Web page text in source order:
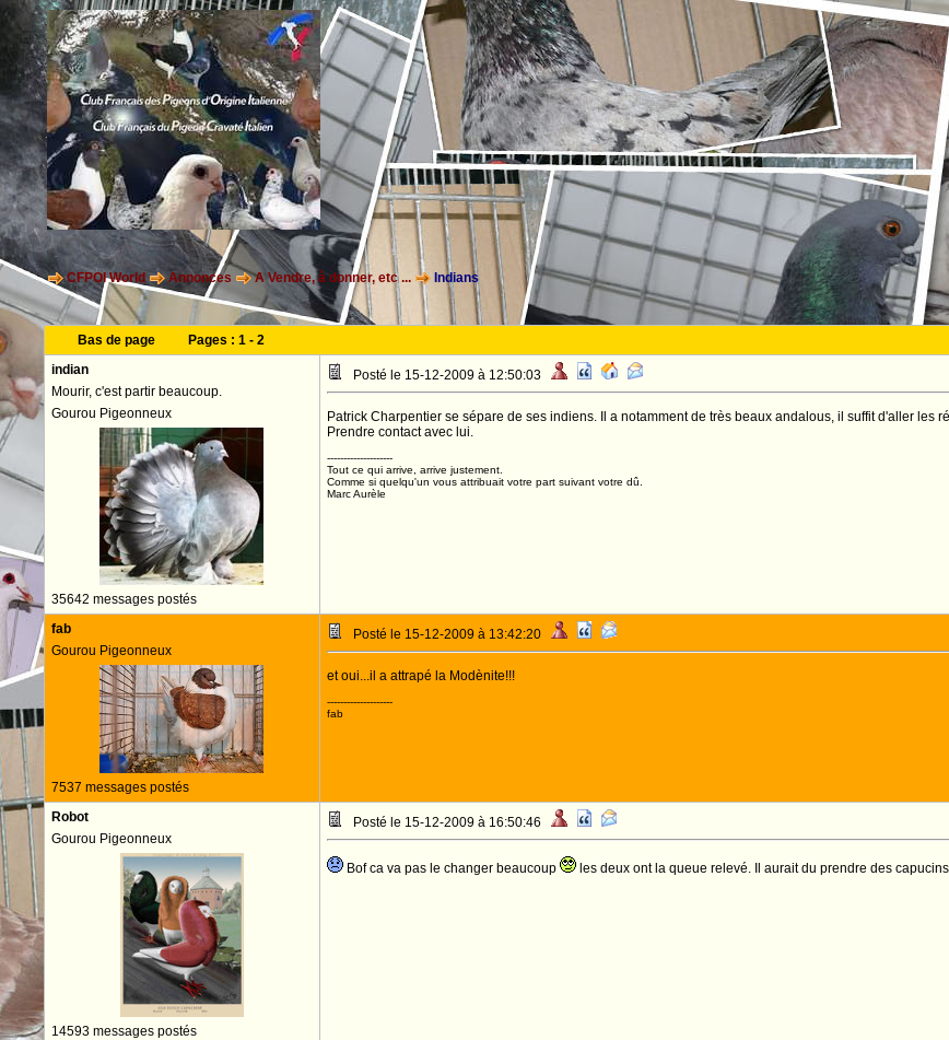
CFPOI World Annonces A Vendre, à donner, etc ... Indians
Bas de page Pages : 1- 2
indian
Mourir, c'est partir beaucoup.
Gourou Pigeonneux
35642 messages postés
Posté le 15-12-2009 à 12:50:03
Patrick Charpentier se sépare de ses indiens. Il a notamment de très beaux andalous, il suffit d'aller les
Prendre contact avec lui.
--------------------
Tout ce qui arrive, arrive justement.
Comme si quelqu'un vous attribuait votre part suivant votre dû.
Marc Aurèle
fab
Gourou Pigeonneux
7537 messages postés
Posté le 15-12-2009 à 13:42:20
et oui...il a attrapé la Modènite!!!
--------------------
fab
Robot
Gourou Pigeonneux
14593 messages postés
Posté le 15-12-2009 à 16:50:46
Bof ca va pas le changer beaucoup les deux ont la queue relevé. Il aurait du prendre des capucins